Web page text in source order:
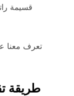
قسيمة
تعرف معنا
طريقة